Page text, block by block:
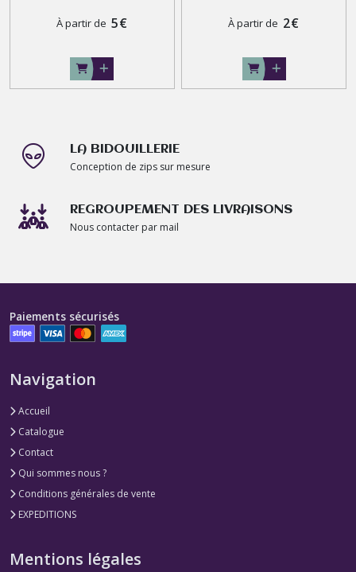
À partir de 5€ À partir de 2€
LA BIDOUILLERIE
Conception de zips sur mesure
REGROUPEMENT DES LIVRAISONS
Nous contacter par mail
Paiements sécurisés
Navigation
Accueil
Catalogue
Contact
Qui sommes nous ?
Conditions générales de vente
EXPEDITIONS
Mentions légales